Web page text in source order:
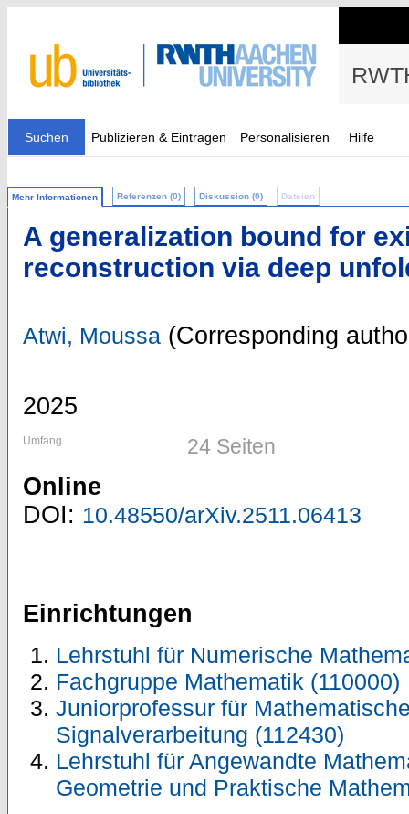
Suchen Publizieren & Eintragen Personalisieren Hilfe
Mehr Informationen Referenzen (0) Diskussion (0) Dateien
A generalization bound for
reconstruction via deep
Atwi, Moussa (Corresponding
2025
Umfang 24 Seiten
Online
DOI: 10.48550/arXiv.2511.06413
Einrichtungen
Lehrstuhl für Numerische
Fachgruppe Mathematik (110000)
Juniorprofessur für
Signalverarbeitung (112430)
Lehrstuhl für Angewandte
Geometrie und Praktische